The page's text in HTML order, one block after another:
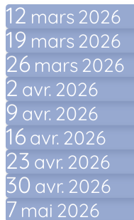
12 mars 2026
19 mars2026
26 mars2026
2 avr. 2026
9 avr. 2026
16avr. 2026
23 avr. 2026
30 avr. 2026
7 mai 2026